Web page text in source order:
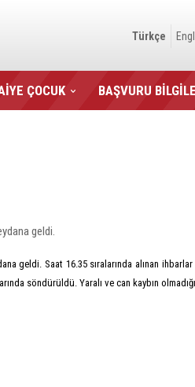
Türkçe
ÇOCUK BAŞVURU
geldi.
geldi. Saat 16.35 sıralarında alınan
söndürüldü. Yaralı ve can kaybın olmadığı